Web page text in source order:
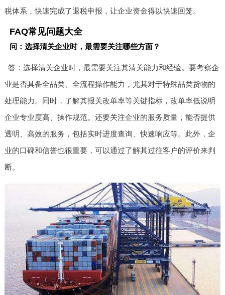
税体系，快速完成了退税申报，让企业资金得以快速回笼。
FAQ常见问题大全
问：选择清关企业时，最需要关注哪些方面？
答：选择清关企业时，最需要关注其清关能力和经验。要考察企
业是否具备全品类、全流程操作能力，尤其对于特殊品类货物的
处理能力。同时，了解其报关改单率等关键指标，改单率低说明
企业专业度高、操作规范。还要关注企业的服务质量，能否提供
透明、高效的服务，包括实时进度查询、快速响应等。此外，企
业的口碑和信誉也很重要，可以通过了解其过往客户的评价来判
断。